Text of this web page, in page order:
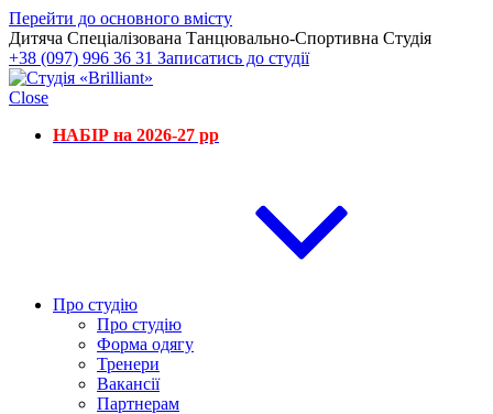
Перейти до основного вмісту
Дитяча Спеціалізована Танцювально-Спортивна Студія
+38 (097) 996 36 31 Записатись до студії
Close
НАБІР на 2026-27 рр
Про студію
Про студію
Форма одягу
Тренери
Вакансії
Партнерам